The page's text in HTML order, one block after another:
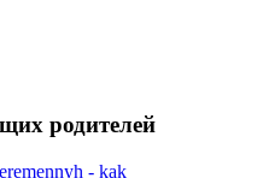
родителей